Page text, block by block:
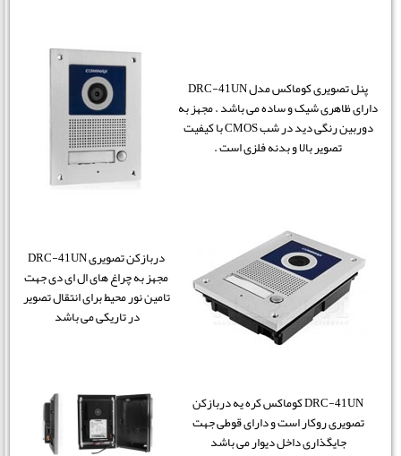
پنل تصویری کوماکس مدل DRC-41UN
دارای ظاهری شیک و ساده می باشد . مجهز به
دوربین رنگی دید در شب CMOS با کیفیت
تصویر بالا و بدنه فلزی است .
دربازکن تصویری DRC-41UN
مجهز به چراغ های ال ای دی جهت
تامین نور محیط برای انتقال تصویر
در تاریکی می باشد
DRC-41UN کوماکس کره یه دربازکن
تصویری روکار است و دارای قوطی جهت
جایگذاری داخل دیوار می باشد